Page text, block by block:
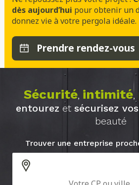
dès aujourd’hui pour obtenir un
donnez vie à votre pergola idéale.
Prendre rendez-vous
Sécurité, intimité,
entourez et sécurisez
beauté
Trouver une entreprise